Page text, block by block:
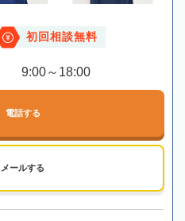
初回相談無料
9:00～18:00
電話する
メールする